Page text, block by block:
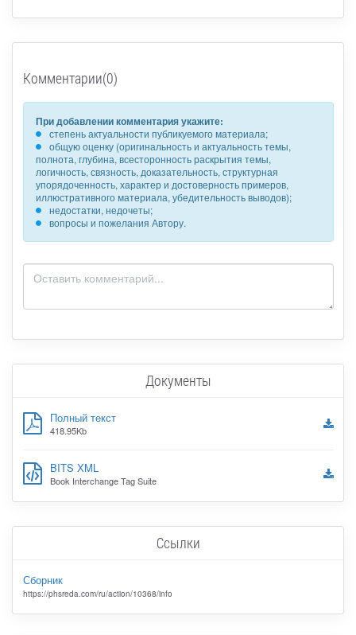
Комментарии(0)
При добавлении комментария укажите:
степень актуальности публикуемого материала;
общую оценку (оригинальность и актуальность темы,
полнота, глубина, всесторонность раскрытия темы,
логичность, связность, доказательность, структурная
упорядоченность, характер и достоверность примеров,
иллюстративного материала, убедительность выводов);
недостатки, недочеты;
вопросы и пожелания Автору.
Документы
Полный текст
418.95Kb
BITS XML
Book Interchange Tag Suite
Ссылки
Сборник
https://phsreda.com/ru/action/10368/info